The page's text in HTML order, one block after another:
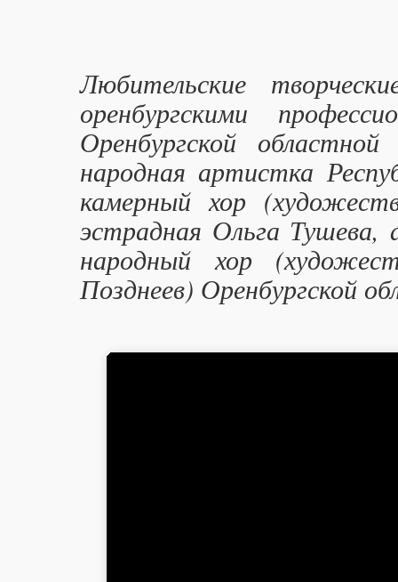
Любительские
оренбургскими
Оренбургской
народная артистка
камерный хор
эстрадная Ольга Тушева,
народный хор
Позднеев) Оренбургской